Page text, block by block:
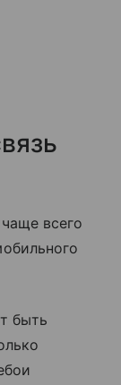
всего
быть